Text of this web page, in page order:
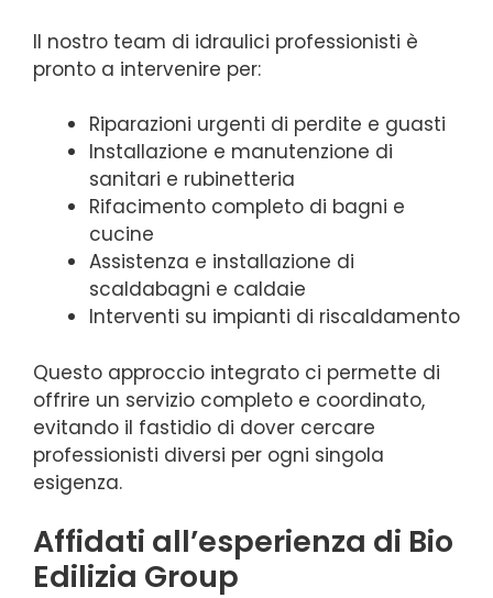
Il nostro team di idraulici professionisti è
pronto a intervenire per:
Riparazioni urgenti di perdite e guasti
Installazione e manutenzione di
sanitari e rubinetteria
Rifacimento completo di bagni e
cucine
Assistenza e installazione di
scaldabagni e caldaie
Interventi su impianti di riscaldamento
Questo approccio integrato ci permette di
offrire un servizio completo e coordinato,
evitando il fastidio di dover cercare
professionisti diversi per ogni singola
esigenza.
Affidati all’esperienza di Bio
Edilizia Group